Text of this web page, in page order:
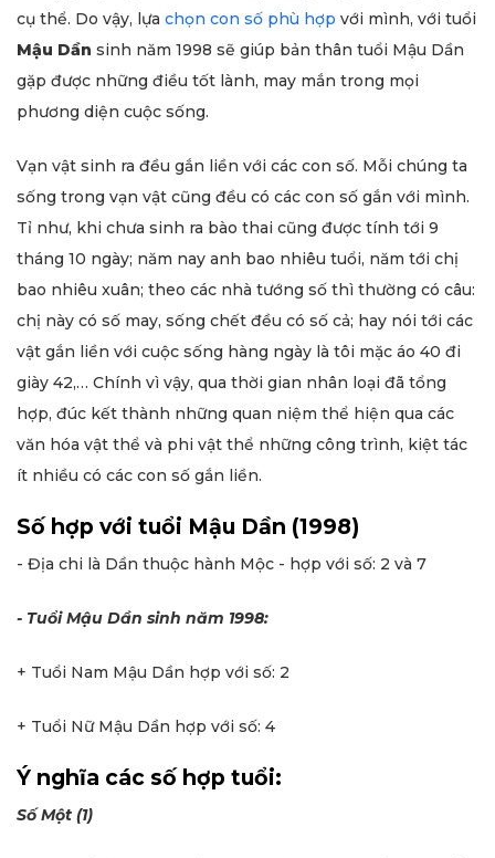
cụ thể. Do vậy, lựa chọn con số phù hợp với mình, với tuổi
Mậu Dần sinh năm 1998 sẽ giúp bản thân tuổi Mậu Dần
gặp được những điều tốt lành, may mắn trong mọi
phương diện cuộc sống.
Vạn vật sinh ra đều gắn liền với các con số. Mỗi chúng ta
sống trong vạn vật cũng đều có các con số gắn với mình.
Tỉ như, khi chưa sinh ra bào thai cũng được tính tới 9
tháng 10 ngày; năm nay anh bao nhiêu tuổi, năm tới chị
bao nhiêu xuân; theo các nhà tướng số thì thường có câu:
chị này có số may, sống chết đều có số cả; hay nói tới các
vật gắn liền với cuộc sống hàng ngày là tôi mặc áo 40 đi
giày 42,… Chính vì vậy, qua thời gian nhân loại đã tổng
hợp, đúc kết thành những quan niệm thể hiện qua các
văn hóa vật thể và phi vật thể những công trình, kiệt tác
ít nhiều có các con số gắn liền.
Số hợp với tuổi Mậu Dần (1998)
- Địa chi là Dần thuộc hành Mộc - hợp với số: 2 và 7
- Tuổi Mậu Dần sinh năm 1998:
+ Tuổi Nam Mậu Dần hợp với số: 2
+ Tuổi Nữ Mậu Dần hợp với số: 4
Ý nghĩa các số hợp tuổi:
Số Một (1)